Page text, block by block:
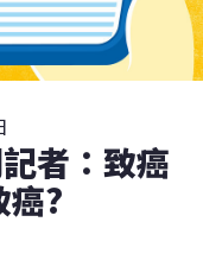
者：致癌
癌?